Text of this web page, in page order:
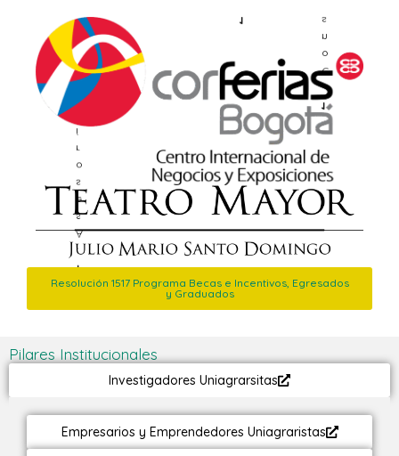
1
.
A
s
e
s
o
r
í
u
r
í
d
1
1
.
C
o
n
s
Resolución 1517 Programa Becas e Incentivos, Egresados
y Graduados
Pilares Institucionales
Investigadores Uniagrarsitas
Empresarios y Emprendedores Uniagraristas